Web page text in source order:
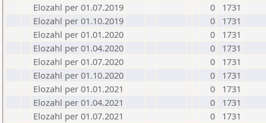
Elozahl per 01.07.2019
0
1731
Elozahl per 01.10.2019
0
1731
Elozahl per 01.01.2020
0
1731
Elozahl per 01.04.2020
0
1731
Elozahl per 01.07.2020
0
1731
Elozahl per 01.10.2020
0
1731
Elozahl per 01.01.2021
0
1731
Elozahl per 01.04.2021
0
1731
Elozahl per 01.07.2021
0
1731